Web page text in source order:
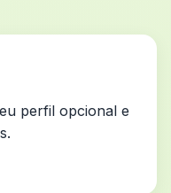
perfil opcional e